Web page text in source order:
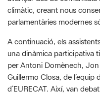
A continuació, els
una dinàmica participativa
per Antoni Domènech, Jon
Guillermo Closa, de l’equip
d’EURECAT. Així, van
agents i ciutadania als
identificar accions d’abast
aliances estratègiques i